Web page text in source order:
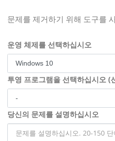
문제를 제거하기 위해 도구를
운영 체제를 선택하십시오
투영 프로그램을 선택하십시오 (
당신의 문제를 설명하십시오